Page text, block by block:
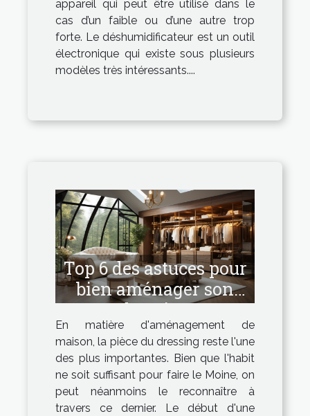
appareil qui peut être utilisé dans le
cas d’un faible ou d’une autre trop
forte. Le déshumidificateur est un outil
électronique qui existe sous plusieurs
modèles très intéressants....
Top 6 des astuces pour
bien aménager son
dressing
En matière d'aménagement de
maison, la pièce du dressing reste l'une
des plus importantes. Bien que l'habit
ne soit suffisant pour faire le Moine, on
peut néanmoins le reconnaître à
travers ce dernier. Le début d'une